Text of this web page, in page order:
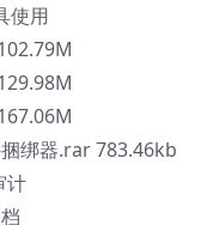
使用
绑器.rar 783.46kb
计